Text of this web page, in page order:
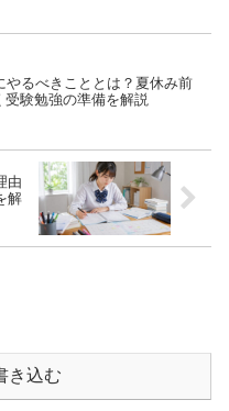
やるべきこととは？夏休み前
受験勉強の準備を解説
由
解
き込む